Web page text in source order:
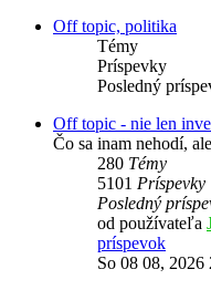
Off topic, politika
Témy
Príspevky
Posledný
Off topic - nie len
Čo sa inam nehodí,
280 Témy
5101 Príspevky
Posledný
od používateľa
príspevok
So 08 08, 2026